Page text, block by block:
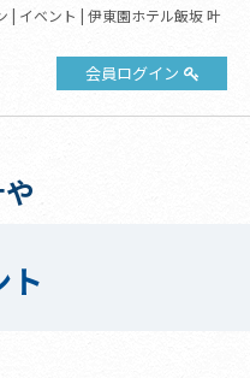
| イベント | 伊東園ホテル飯坂 叶
会員ログイン
ト